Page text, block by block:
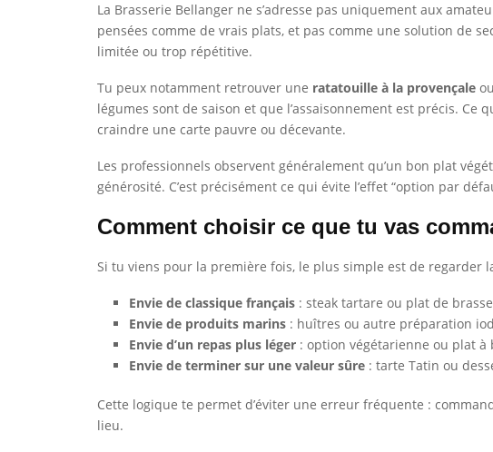
La Brasserie Bellanger ne s’adresse pas uniquement aux
pensées comme de vrais plats, et pas comme une solution de
limitée ou trop répétitive.
Tu peux notamment retrouver une ratatouille à la provençale
légumes sont de saison et que l’assaisonnement est précis. Ce
craindre une carte pauvre ou décevante.
Les professionnels observent généralement qu’un bon plat
générosité. C’est précisément ce qui évite l’effet “option par
Comment choisir ce que tu vas
Si tu viens pour la première fois, le plus simple est de regarder
Envie de classique français : steak tartare ou plat de
Envie de produits marins : huîtres ou autre préparation
Envie d’un repas plus léger : option végétarienne ou plat à
Envie de terminer sur une valeur sûre : tarte Tatin ou
Cette logique te permet d’éviter une erreur fréquente :
lieu.